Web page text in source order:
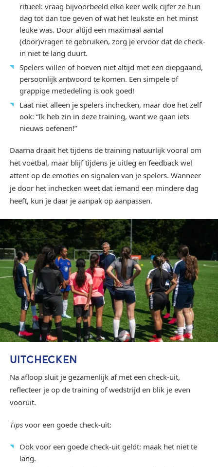
ritueel: vraag bijvoorbeeld elke keer welk cijfer ze hun
dag tot dan toe geven of wat het leukste en het minst
leuke was. Door altijd een maximaal aantal
(door)vragen te gebruiken, zorg je ervoor dat de check-
in niet te lang duurt.
Spelers willen of hoeven niet altijd met een diepgaand,
persoonlijk antwoord te komen. Een simpele of
grappige mededeling is ook goed!
Laat niet alleen je spelers inchecken, maar doe het zelf
ook: “Ik heb zin in deze training, want we gaan iets
nieuws oefenen!”
Daarna draait het tijdens de training natuurlijk vooral om
het voetbal, maar blijf tijdens je uitleg en feedback wel
attent op de emoties en signalen van je spelers. Wanneer
je door het inchecken weet dat iemand een mindere dag
heeft, kun je daar je aanpak op aanpassen.
UITCHECKEN
Na afloop sluit je gezamenlijk af met een check-uit,
reflecteer je op de training of wedstrijd en blik je even
vooruit.
Tips voor een goede check-uit:
Ook voor een goede check-uit geldt: maak het niet te
lang.